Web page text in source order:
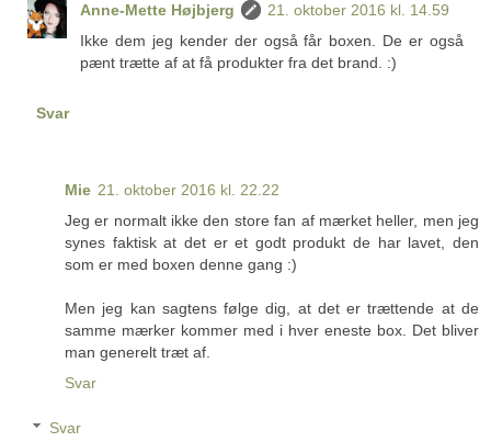
Anne-Mette Højbjerg
21. oktober 2016 kl. 14.59
Ikke dem jeg kender der også får boxen. De er også
pænt trætte af at få produkter fra det brand. :)
Svar
Mie 21. oktober 2016 kl. 22.22
Jeg er normalt ikke den store fan af mærket heller, men jeg
synes faktisk at det er et godt produkt de har lavet, den
som er med boxen denne gang :)
Men jeg kan sagtens følge dig, at det er trættende at de
samme mærker kommer med i hver eneste box. Det bliver
man generelt træt af.
Svar
Svar